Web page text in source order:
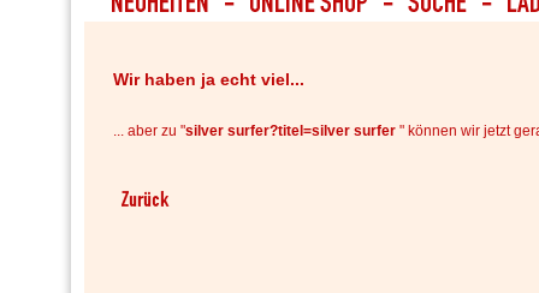
Wir haben ja echt viel...
... aber zu "silver surfer?titel=silver surfer " können wir jetzt